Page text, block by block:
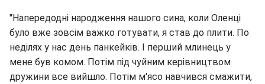
"Напередодні народження нашого сина, коли Оленці
було вже зовсім важко готувати, я став до плити. По
неділях у нас день панкейків. І перший млинець у
мене був комом. Потім під чуйним керівництвом
дружини все вийшло. Потім м'ясо навчився смажити,